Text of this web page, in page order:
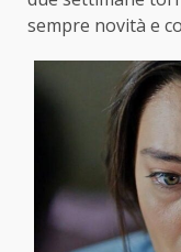
sempre novità e